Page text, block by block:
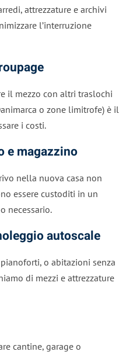
attrezzature e archivi
l’interruzione
il mezzo con altri traslochi
o zone limitrofe) è il
i costi.
e magazzino
nella nuova casa non
essere custoditi in un
necessario.
autoscale
o abitazioni senza
di mezzi e attrezzature
cantine, garage o